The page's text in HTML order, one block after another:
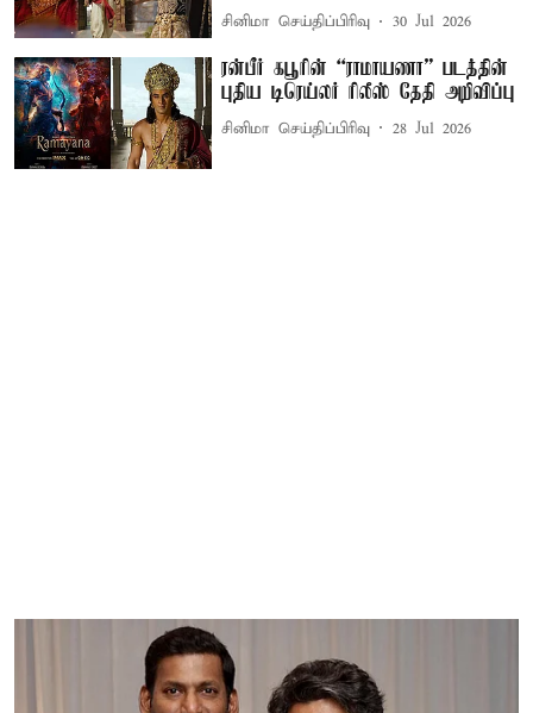
சினிமா செய்திப்பிரிவு 30 Jul 2026
ரன்பீர் கபூரின் “ராமாயணா” படத்தின்
புதிய டிரெய்லர் ரிலீஸ் தேதி அறிவிப்பு
சினிமா செய்திப்பிரிவு 28 Jul 2026